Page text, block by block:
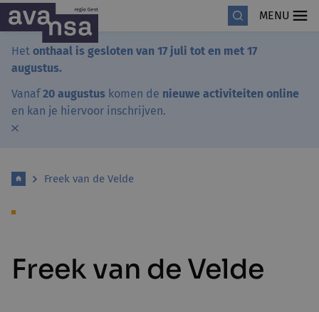
MENU
Het onthaal is gesloten van 17 juli tot en met 17
augustus.
Vanaf20 augustus komen de nieuwe activiteiten online
en kan je hiervoor inschrijven.
Freek van de Velde
Freek van de Velde